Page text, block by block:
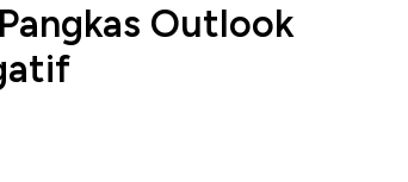
Outlook